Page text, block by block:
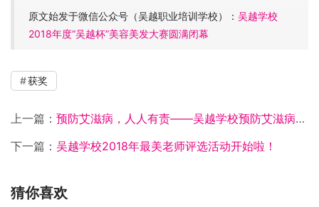
原文始发于微信公众号（吴越职业培训学校）： 吴越学校
2018年度“吴越杯”美容美发大赛圆满闭幕
获奖
上一篇： 预防艾滋病，人人有责——吴越学校预防艾滋病专题宣传教育活动
下一篇： 吴越学校2018年最美老师评选活动开始啦！
猜你喜欢